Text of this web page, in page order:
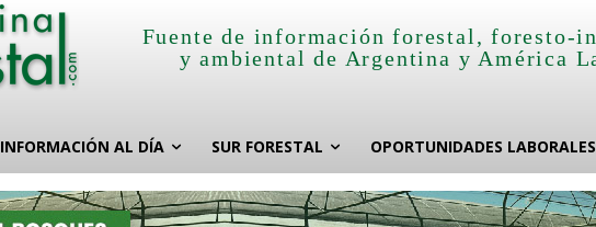
Fuente de información forestal, foresto-
y ambiental de Argentina y América
INFORMACIÓN AL DÍA SUR FORESTAL OPORTUNIDADES LABORALES